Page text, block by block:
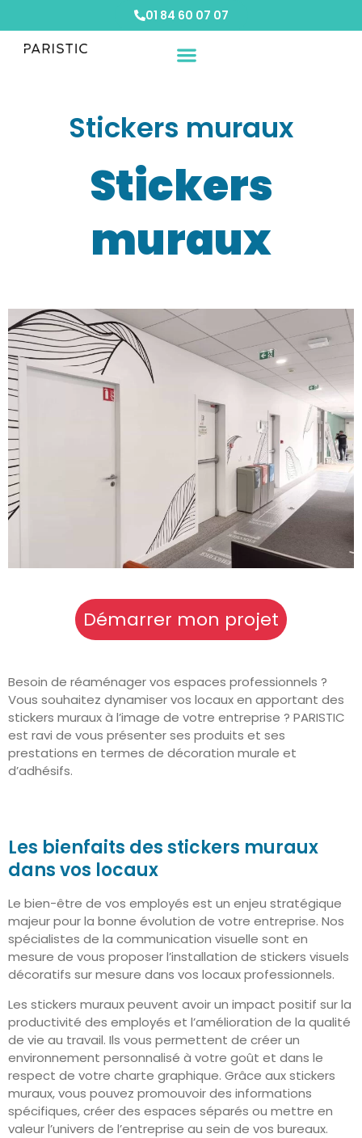
01 84 60 07 07
Stickers muraux
Stickers
muraux
Démarrer mon projet
Besoin de réaménager vos espaces professionnels ?
Vous souhaitez dynamiser vos locaux en apportant des
stickers muraux à l’image de votre entreprise ? PARISTIC
est ravi de vous présenter ses produits et ses
prestations en termes de décoration murale et
d’adhésifs.
Les bienfaits des stickers muraux
dans vos locaux
Le bien-être de vos employés est un enjeu stratégique
majeur pour la bonne évolution de votre entreprise. Nos
spécialistes de la communication visuelle sont en
mesure de vous proposer l’installation de stickers visuels
décoratifs sur mesure dans vos locaux professionnels.
Les stickers muraux peuvent avoir un impact positif sur la
productivité des employés et l’amélioration de la qualité
de vie au travail. Ils vous permettent de créer un
environnement personnalisé à votre goût et dans le
respect de votre charte graphique. Grâce aux stickers
muraux, vous pouvez promouvoir des informations
spécifiques, créer des espaces séparés ou mettre en
valeur l’univers de l’entreprise au sein de vos bureaux.